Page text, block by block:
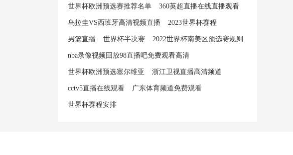
世界杯欧洲预选赛推荐名单 360英超直播在线直播观看
乌拉圭VS西班牙高清视频直播 2023世界杯赛程
男篮直播 世界杯半决赛 2022世界杯南美区预选赛规则
nba录像视频回放98直播吧免费观看高清
世界杯欧洲预选塞尔维亚 浙江卫视直播高清频道
cctv5直播在线观看 广东体育频道免费观看
世界杯赛程安排